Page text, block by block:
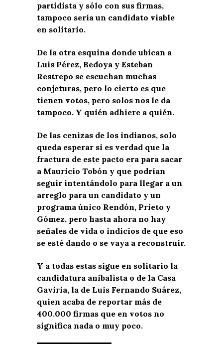
partidista y sólo con sus firmas,
tampoco sería un candidato viable
en solitario.
De la otra esquina donde ubican a
Luis Pérez, Bedoya y Esteban
Restrepo se escuchan muchas
conjeturas, pero lo cierto es que
tienen votos, pero solos nos le da
tampoco. Y quién adhiere a quién.
De las cenizas de los indianos, solo
queda esperar si es verdad que la
fractura de este pacto era para sacar
a Mauricio Tobón y que podrían
seguir intentándolo para llegar a un
arreglo para un candidato y un
programa único Rendón, Prieto y
Gómez, pero hasta ahora no hay
señales de vida o indicios de que eso
se esté dando o se vaya a reconstruir.
Y a todas estas sigue en solitario la
candidatura anibalísta o de la Casa
Gaviria, la de Luis Fernando Suárez,
quien acaba de reportar más de
400.000 firmas que en votos no
significa nada o muy poco.